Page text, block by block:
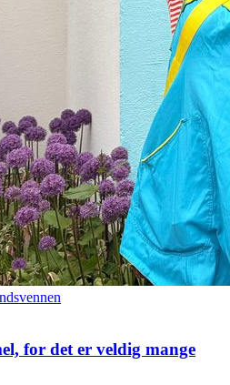
for det er veldig mange